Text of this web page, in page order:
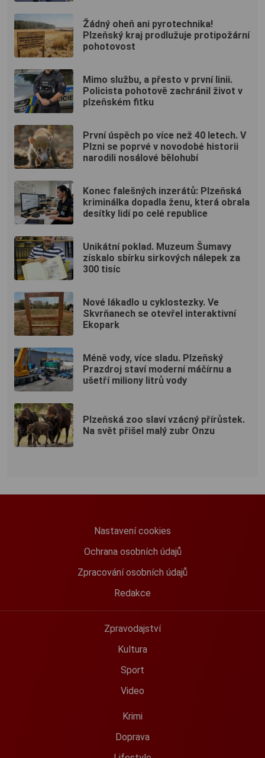
Žádný oheň ani pyrotechnika!
Plzeňský kraj prodlužuje protipožární
pohotovost
Mimo službu, a přesto v první linii.
Policista pohotově zachránil život v
plzeňském fitku
První úspěch po více než 40 letech. V
Plzni se poprvé v novodobé historii
narodili nosálové bělohubí
Konec falešných inzerátů: Plzeňská
kriminálka dopadla ženu, která obrala
desítky lidí po celé republice
Unikátní poklad. Muzeum Šumavy
získalo sbírku sirkových nálepek za
300 tisíc
Nové lákadlo u cyklostezky. Ve
Skvrňanech se otevřel interaktivní
Ekopark
Méně vody, více sladu. Plzeňský
Prazdroj staví moderní máčírnu a
ušetří miliony litrů vody
Plzeňská zoo slaví vzácný přírůstek.
Na svět přišel malý zubr Onzu
Nastavení cookies
Ochrana osobních údajů
Zpracování osobních údajů
Redakce
Zpravodajství
Kultura
Sport
Video
Krimi
Doprava